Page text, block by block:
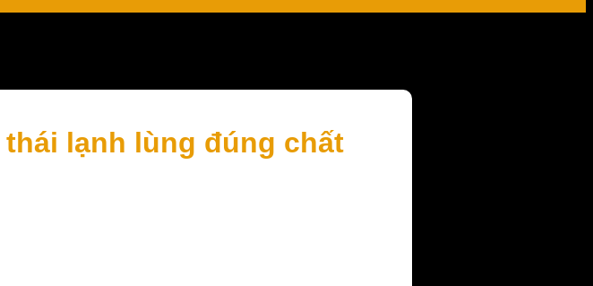
lạnh lùng đúng chất